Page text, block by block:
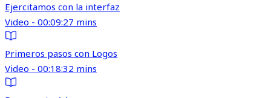
Ejercitamos con la interfaz
Video - 00:09:27 mins
Primeros pasos con Logos
Video - 00:18:32 mins